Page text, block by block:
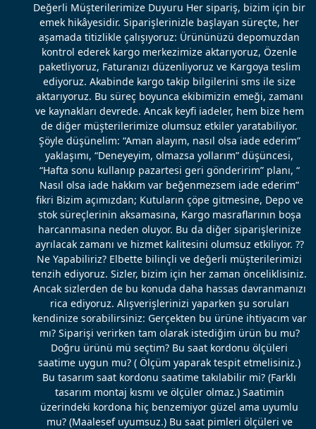
Değerli Müşterilerimize Duyuru Her sipariş, bizim için bir
emek hikâyesidir. Siparişlerinizle başlayan süreçte, her
aşamada titizlikle çalışıyoruz: Ürününüzü depomuzdan
kontrol ederek kargo merkezimize aktarıyoruz, Özenle
paketliyoruz, Faturanızı düzenliyoruz ve Kargoya teslim
ediyoruz. Akabinde kargo takip bilgilerini sms ile size
aktarıyoruz. Bu süreç boyunca ekibimizin emeği, zamanı
ve kaynakları devrede. Ancak keyfi iadeler, hem bize hem
de diğer müşterilerimize olumsuz etkiler yaratabiliyor.
Şöyle düşünelim: “Aman alayım, nasıl olsa iade ederim”
yaklaşımı, “Deneyeyim, olmazsa yollarım” düşüncesi,
“Hafta sonu kullanıp pazartesi geri gönderirim” planı, “
Nasıl olsa iade hakkım var beğenmezsem iade ederim”
fikri Bizim açımızdan; Kutuların çöpe gitmesine, Depo ve
stok süreçlerinin aksamasına, Kargo masraflarının boşa
harcanmasına neden oluyor. Bu da diğer siparişlerinize
ayrılacak zamanı ve hizmet kalitesini olumsuz etkiliyor. ??
Ne Yapabiliriz? Elbette bilinçli ve değerli müşterilerimizi
tenzih ediyoruz. Sizler, bizim için her zaman önceliklisiniz.
Ancak sizlerden de bu konuda daha hassas davranmanızı
rica ediyoruz. Alışverişlerinizi yaparken şu soruları
kendinize sorabilirsiniz: Gerçekten bu ürüne ihtiyacım var
mı? Siparişi verirken tam olarak istediğim ürün bu mu?
Doğru ürünü mü seçtim? Bu saat kordonu ölçüleri
saatime uygun mu? ( Ölçüm yaparak tespit etmelisiniz.)
Bu tasarım saat kordonu saatime takılabilir mi? (Farklı
tasarım montaj kısmı ve ölçüler olmaz.) Saatimin
üzerindeki kordona hiç benzemiyor güzel ama uyumlu
mu? (Maalesef uyumsuz.) Bu saat pimleri ölçüleri ve